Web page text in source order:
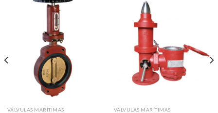
VÁLVULAS MARÍTIMAS VÁLVULAS MARÍTIMAS